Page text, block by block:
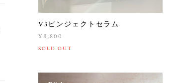
V3ピンジェクトセラム
¥8,800
SOLD OUT